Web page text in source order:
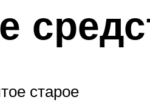
старое